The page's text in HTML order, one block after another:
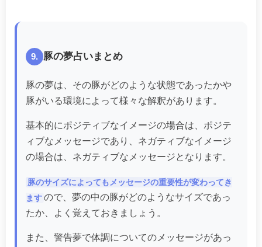
9. 豚の夢占いまとめ
豚の夢は、その豚がどのような状態であったかや
豚がいる環境によって様々な解釈があります。
基本的にポジティブなイメージの場合は、ポジテ
ィブなメッセージであり、ネガティブなイメージ
の場合は、ネガティブなメッセージとなります。
豚のサイズによってもメッセージの重要性が変わってき
ますので、夢の中の豚がどのようなサイズであっ
たか、よく覚えておきましょう。
また、警告夢で体調についてのメッセージがあっ